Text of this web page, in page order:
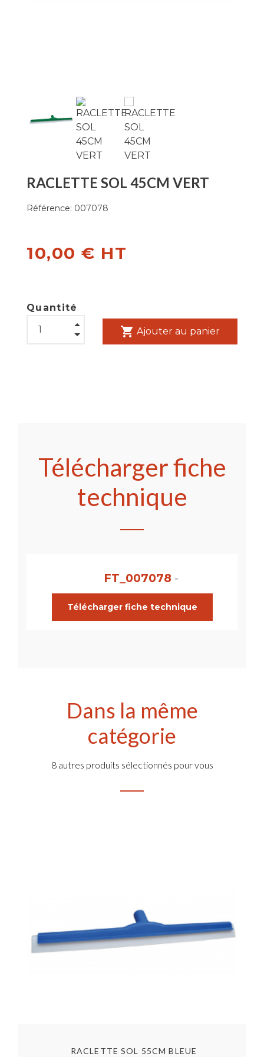
RACLETTE SOL 45CM VERT
Référence: 007078
10,00 € HT
Quantité
shopping_cart Ajouter au panier
Télécharger fiche
technique
FT_007078 -
Télécharger fiche technique
Dans la même
catégorie
8 autres produits sélectionnés pour vous
RACLETTE SOL 55CM BLEUE